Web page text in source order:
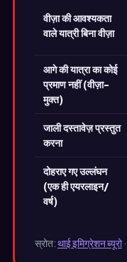
वीज़ा की आवश्यकता
वाले यात्री बिना वीज़ा
आगे की यात्रा का कोई
प्रमाण नहीं (वीज़ा-
मुक्त)
जाली दस्तावेज़ प्रस्तुत
करना
दोहराए गए उल्लंघन
(एक ही एयरलाइन/
वर्ष)
स्रोत:थाई इमिग्रेशन ब्यूरो·